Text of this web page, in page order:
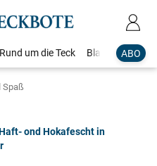
ABO
Rund um die Teck Blaulicht
Spaß
ond Hokafescht in